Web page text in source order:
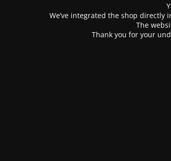
We’ve integrated the shop
The
Thank you for your